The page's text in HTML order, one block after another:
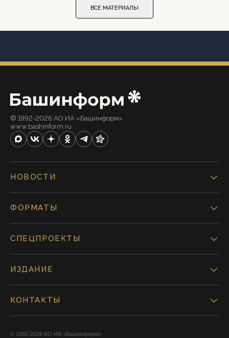
ВСЕ МАТЕРИАЛЫ
© 1992-2026 АО ИА «Башинформ».
www.bashinform.ru
НОВОСТИ
ФОРМАТЫ
СПЕЦПРОЕКТЫ
ИЗДАНИЕ
КОНТАКТЫ
© 1992-2026 АО ИА «Башинформ».